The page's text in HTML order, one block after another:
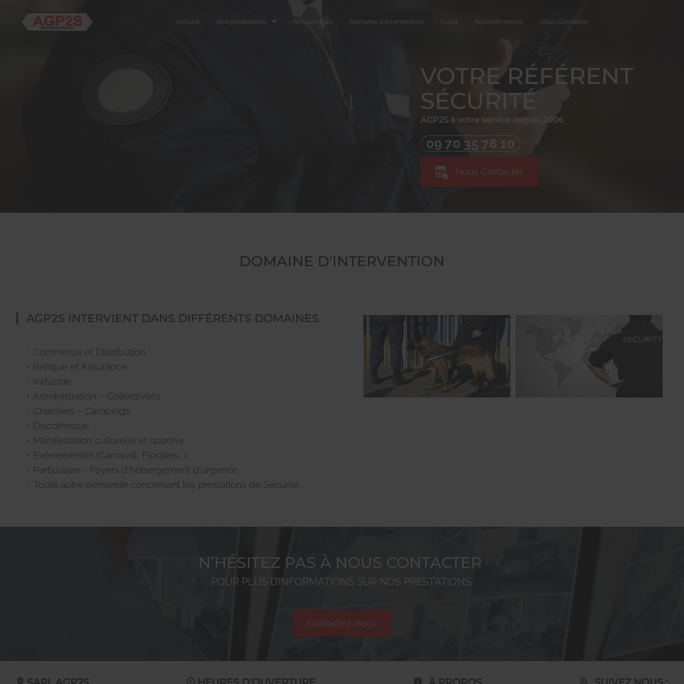
VOTRE RÉFÉRENT
SÉCURITÉ
AGP2S à votre service depuis 2006
09 70 35 78 10
Nous Contacter
Accueil Nos prestations Nos services Domaine d'intervention Lucia Nos références Nous Contacter
DOMAINE D'INTERVENTION
AGP2S INTERVIENT DANS DIFFÉRENTS DOMAINES
Commerce et Distribution
Banque et Assurance
Industrie
Administration – Collectivités
Chantiers – Campings
Discothèque
Manifestation culturelle et sportive
Evénementiel (Carnaval, Floralies….)
Particuliers - Foyers d'hébergement d'urgence
Toute autre demande concernant les prestations de Sécurité.
N’HÉSITEZ PAS À NOUS CONTACTER
POUR PLUS D’INFORMATIONS SUR NOS PRESTATIONS.
Contactez-nous